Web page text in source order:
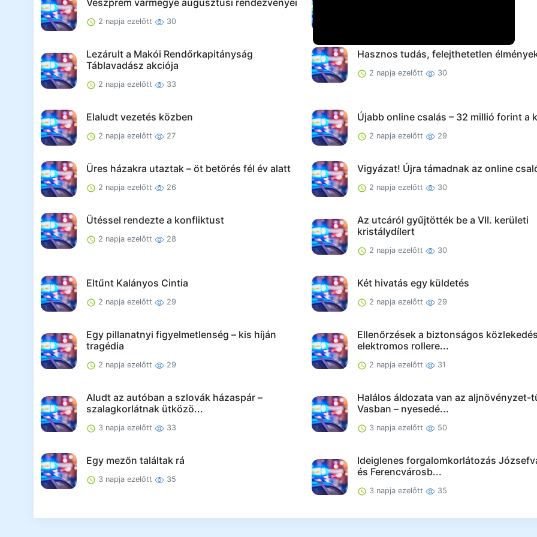
Veszprém vármegye augusztusi rendezvényei
2 napja ezelőtt 30
Lezárult a Makói Rendőrkapitányság
Táblavadász akciója
2 napja ezelőtt 33
Hasznos tudás, felejthetetlen
2 napja ezelőtt 30
Elaludt vezetés közben
2 napja ezelőtt 27
Újabb online csalás – 32 millió forint a
2 napja ezelőtt 29
Üres házakra utaztak – öt betörés fél év alatt
2 napja ezelőtt 26
Vigyázat! Újra támadnak az online
2 napja ezelőtt 30
Ütéssel rendezte a konfliktust
2 napja ezelőtt 28
Az utcáról gyűjtötték be a VII. kerületi
kristálydílert
2 napja ezelőtt 30
Eltűnt Kalányos Cintia
2 napja ezelőtt 29
Két hivatás egy küldetés
2 napja ezelőtt 29
Egy pillanatnyi figyelmetlenség – kis híján
tragédia
2 napja ezelőtt 29
Ellenőrzések a biztonságos
elektromos rollere...
2 napja ezelőtt 31
Aludt az autóban a szlovák házaspár –
szalagkorlátnak ütközö...
3 napja ezelőtt 33
Halálos áldozata van az aljnövényzet-
Vasban – nyesedé...
3 napja ezelőtt 50
Egy mezőn találtak rá
3 napja ezelőtt 35
Ideiglenes forgalomkorlátozás
és Ferencvárosb...
3 napja ezelőtt 35